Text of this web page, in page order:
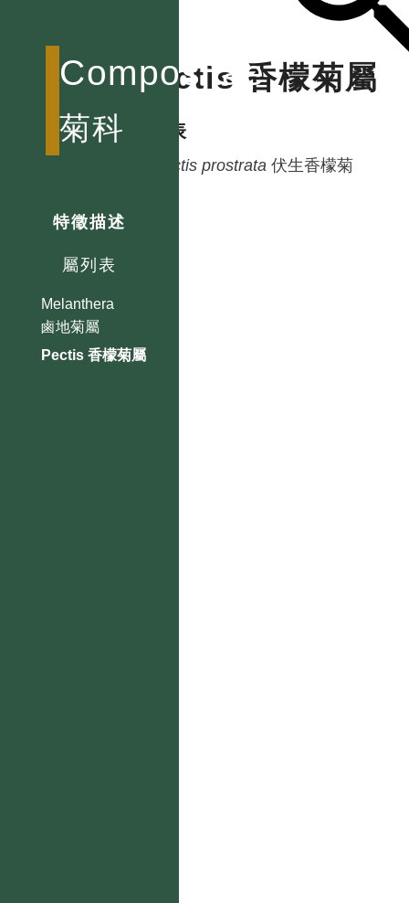
Compositae
菊科
特徵描述
屬列表
Melanthera
鹵地菊屬
Pectis 香檬菊屬
Pectis 香檬菊屬
種列表
Pectis prostrata 伏生香檬菊